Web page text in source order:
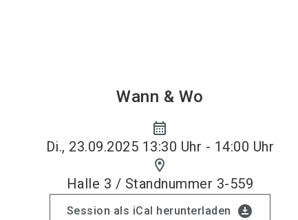
Wann & Wo
calendar_month
Di., 23.09.2025 13:30 Uhr - 14:00 Uhr
location_on
Halle 3 / Standnummer 3-559
Session als iCal herunterladen download_for_offline